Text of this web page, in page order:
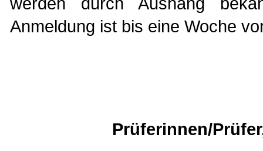
Anmeldung ist bis eine Woche
Prüferinnen/